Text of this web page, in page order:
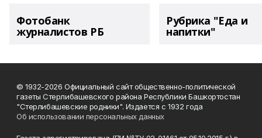
Фотобанк
журналистов РБ
Рубрика "Еда и
напитки"
© 1932-2026 Официальный сайт общественно-политической
газеты Стерлибашевского района Республики Башкортостан
"Стерлибашевские родники". Издается с 1932 года
Об использовании персональных данных